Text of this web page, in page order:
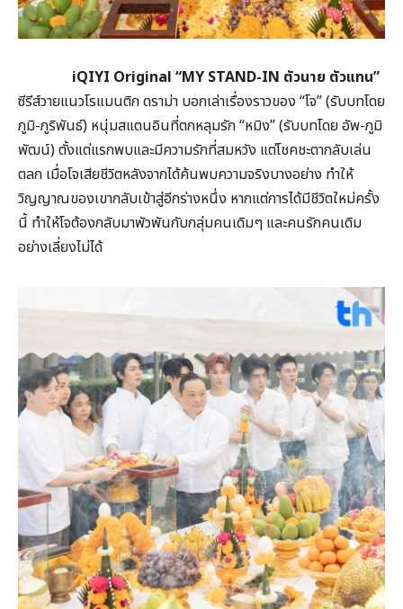
iQIYI Original “MY STAND-IN ตัวนาย ตัวแทน”
ซีรีส์วายแนวโรแมนติก ดราม่า บอกเล่าเรื่องราวของ “โจ” (รับบทโดย
ภูมิ-ภูริพันธ์) หนุ่มสแตนอินที่ตกหลุมรัก “หมิง” (รับบทโดย อัพ-ภูมิ
พัฒน์) ตั้งแต่แรกพบและมีความรักที่สมหวัง แต่โชคชะตากลับเล่น
ตลก เมื่อโจเสียชีวิตหลังจากได้ค้นพบความจริงบางอย่าง ทำให้
วิญญาณของเขากลับเข้าสู่อีกร่างหนึ่ง หากแต่การได้มีชีวิตใหม่ครั้ง
นี้ ทำให้โจต้องกลับมาพัวพันกับกลุ่มคนเดิมๆ และคนรักคนเดิม
อย่างเลี่ยงไม่ได้